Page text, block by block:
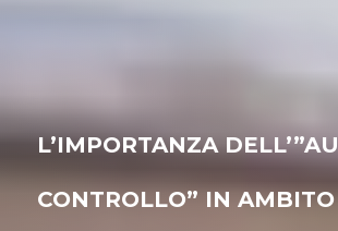
L’IMPORTANZA
CONTROLLO” IN